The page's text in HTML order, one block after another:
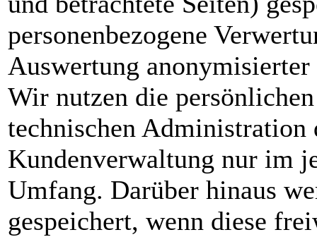
personenbezogene
Auswertung
Wir nutzen die
technischen Administration
Kundenverwaltung nur im
Umfang. Darüber hinaus
gespeichert, wenn diese